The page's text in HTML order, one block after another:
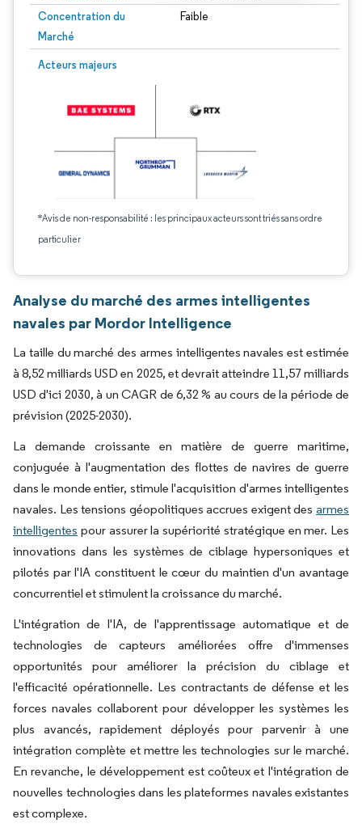
Concentration du
Marché
Faible
Acteurs majeurs
*Avis de non-responsabilité : les principaux acteurs sont triés sans ordre
particulier
Analyse du marché des armes intelligentes
navales par Mordor Intelligence
La taille du marché des armes intelligentes navales est estimée
à 8,52 milliards USD en 2025, et devrait atteindre 11,57 milliards
USD d'ici 2030, à un CAGR de 6,32 % au cours de la période de
prévision (2025-2030).
La demande croissante en matière de guerre maritime,
conjuguée à l'augmentation des flottes de navires de guerre
dans le monde entier, stimule l'acquisition d'armes intelligentes
navales. Les tensions géopolitiques accrues exigent des armes
intelligentes pour assurer la supériorité stratégique en mer. Les
innovations dans les systèmes de ciblage hypersoniques et
pilotés par l'IA constituent le cœur du maintien d'un avantage
concurrentiel et stimulent la croissance du marché.
L'intégration de l'IA, de l'apprentissage automatique et de
technologies de capteurs améliorées offre d'immenses
opportunités pour améliorer la précision du ciblage et
l'efficacité opérationnelle. Les contractants de défense et les
forces navales collaborent pour développer les systèmes les
plus avancés, rapidement déployés pour parvenir à une
intégration complète et mettre les technologies sur le marché.
En revanche, le développement est coûteux et l'intégration de
nouvelles technologies dans les plateformes navales existantes
est complexe.